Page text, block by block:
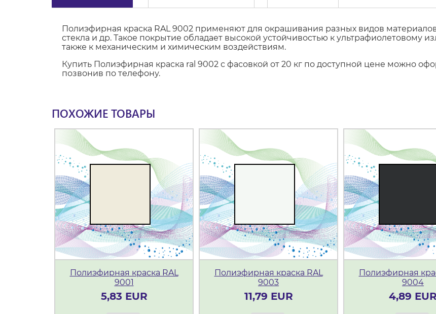
Полиэфирная краска RAL 9002 применяют для окрашивания разных видов
стекла и др. Такое покрытие обладает высокой устойчивостью к ультрафиолетовому
также к механическим и химическим воздействиям.
Купить Полиэфирная краска ral 9002 с фасовкой от 20 кг по доступной цене можно
позвонив по телефону.
ПОХОЖИЕ ТОВАРЫ
Полиэфирная краска RAL
9001
5,83 EUR
Полиэфирная краска RAL
9003
11,79 EUR
Полиэфирная
9004
4,89 EUR